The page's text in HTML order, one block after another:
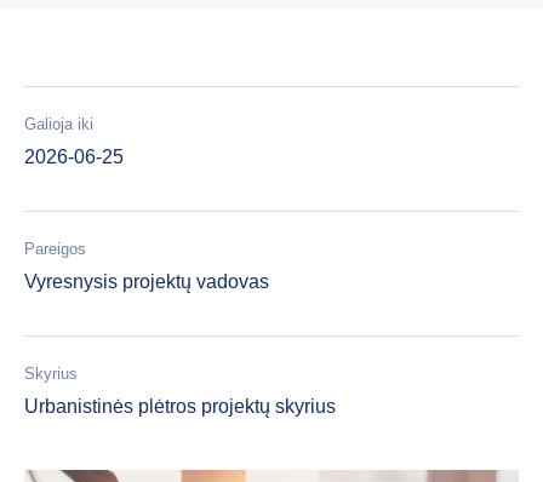
Galioja iki
2026-06-25
Pareigos
Vyresnysis projektų vadovas
Skyrius
Urbanistinės plėtros projektų skyrius